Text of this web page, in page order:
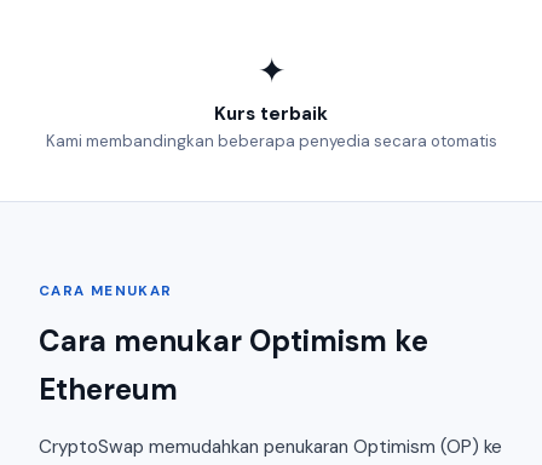
✦
Kurs terbaik
Kami membandingkan beberapa penyedia secara otomatis
CARA MENUKAR
Cara menukar Optimism ke
Ethereum
CryptoSwap memudahkan penukaran Optimism (OP) ke